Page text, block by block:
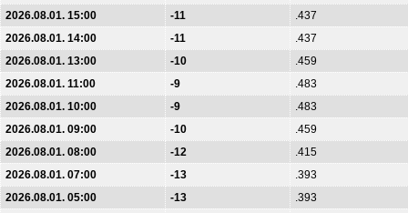
2026.08.01. 15:00
-11
.437
2026.08.01. 14:00
-11
.437
2026.08.01. 13:00
-10
.459
2026.08.01. 11:00
-9
.483
2026.08.01. 10:00
-9
.483
2026.08.01. 09:00
-10
.459
2026.08.01. 08:00
-12
.415
2026.08.01. 07:00
-13
.393
2026.08.01. 05:00
-13
.393